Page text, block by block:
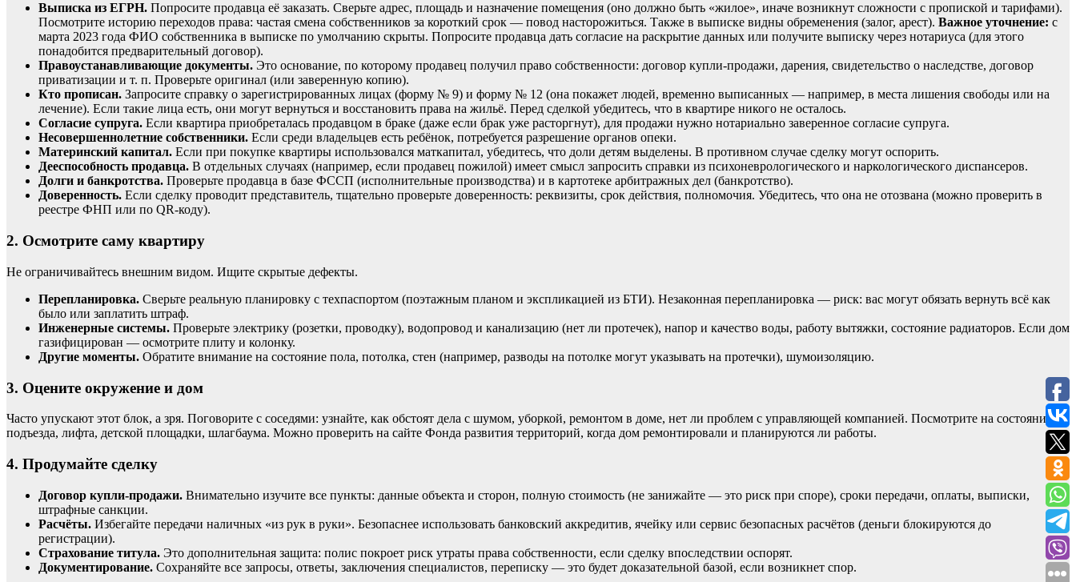
Выписка из ЕГРН. Попросите продавца её заказать. Сверьте адрес, площадь и назначение помещения (оно должно быть «жилое», иначе возникнут сложности с пропиской и тарифами).
Посмотрите историю переходов права: частая смена собственников за короткий срок — повод насторожиться. Также в выписке видны обременения (залог, арест). Важное уточнение: с
марта 2023 года ФИО собственника в выписке по умолчанию скрыты. Попросите продавца дать согласие на раскрытие данных или получите выписку через нотариуса (для этого
понадобится предварительный договор).
Правоустанавливающие документы. Это основание, по которому продавец получил право собственности: договор купли‑продажи, дарения, свидетельство о наследстве, договор
приватизации и т. п. Проверьте оригинал (или заверенную копию).
Кто прописан. Запросите справку о зарегистрированных лицах (форму № 9) и форму № 12 (она покажет людей, временно выписанных — например, в места лишения свободы или на
лечение). Если такие лица есть, они могут вернуться и восстановить права на жильё. Перед сделкой убедитесь, что в квартире никого не осталось.
Согласие супруга. Если квартира приобреталась продавцом в браке (даже если брак уже расторгнут), для продажи нужно нотариально заверенное согласие супруга.
Несовершеннолетние собственники. Если среди владельцев есть ребёнок, потребуется разрешение органов опеки.
Материнский капитал. Если при покупке квартиры использовался маткапитал, убедитесь, что доли детям выделены. В противном случае сделку могут оспорить.
Дееспособность продавца. В отдельных случаях (например, если продавец пожилой) имеет смысл запросить справки из психоневрологического и наркологического диспансеров.
Долги и банкротства. Проверьте продавца в базе ФССП (исполнительные производства) и в картотеке арбитражных дел (банкротство).
Доверенность. Если сделку проводит представитель, тщательно проверьте доверенность: реквизиты, срок действия, полномочия. Убедитесь, что она не отозвана (можно проверить в
реестре ФНП или по QR‑коду).
2. Осмотрите саму квартиру
Не ограничивайтесь внешним видом. Ищите скрытые дефекты.
Перепланировка. Сверьте реальную планировку с техпаспортом (поэтажным планом и экспликацией из БТИ). Незаконная перепланировка — риск: вас могут обязать вернуть всё как
было или заплатить штраф.
Инженерные системы. Проверьте электрику (розетки, проводку), водопровод и канализацию (нет ли протечек), напор и качество воды, работу вытяжки, состояние радиаторов. Если дом
газифицирован — осмотрите плиту и колонку.
Другие моменты. Обратите внимание на состояние пола, потолка, стен (например, разводы на потолке могут указывать на протечки), шумоизоляцию.
3. Оцените окружение и дом
Часто упускают этот блок, а зря. Поговорите с соседями: узнайте, как обстоят дела с шумом, уборкой, ремонтом в доме, нет ли проблем с управляющей компанией. Посмотрите на состояние
подъезда, лифта, детской площадки, шлагбаума. Можно проверить на сайте Фонда развития территорий, когда дом ремонтировали и планируются ли работы.
4. Продумайте сделку
Договор купли‑продажи. Внимательно изучите все пункты: данные объекта и сторон, полную стоимость (не занижайте — это риск при споре), сроки передачи, оплаты, выписки,
штрафные санкции.
Расчёты. Избегайте передачи наличных «из рук в руки». Безопаснее использовать банковский аккредитив, ячейку или сервис безопасных расчётов (деньги блокируются до
регистрации).
Страхование титула. Это дополнительная защита: полис покроет риск утраты права собственности, если сделку впоследствии оспорят.
Документирование. Сохраняйте все запросы, ответы, заключения специалистов, переписку — это будет доказательной базой, если возникнет спор.